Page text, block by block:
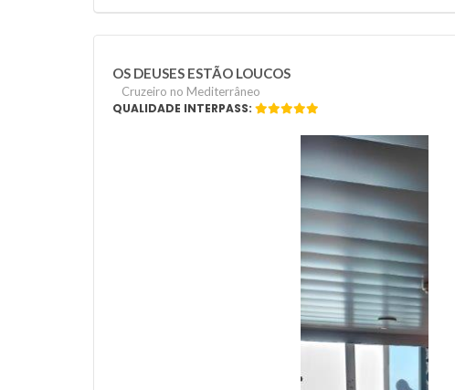
OS DEUSES ESTÃO LOUCOS
Cruzeiro no Mediterrâneo
QUALIDADE INTERPASS: